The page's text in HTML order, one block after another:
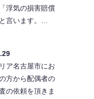
浮気の損害賠償
言います。…
ア名古屋市にお
方から配偶者の
の依頼を頂きま